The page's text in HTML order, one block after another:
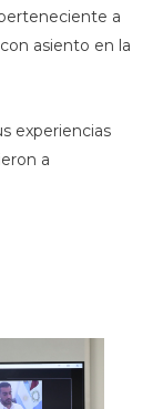
a
asiento en la
experiencias
a